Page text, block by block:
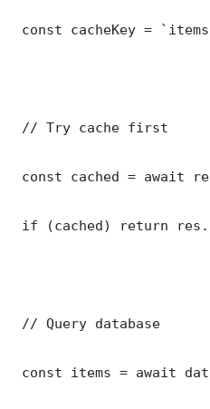
const cacheKey =
// Try cache first
const cached = await
if (cached) return
// Query database
const items = await